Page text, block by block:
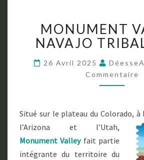
O
N
U
M
E
N
A
L
L
E
MONUMENT
NAVAJO
26 Avril 2025
Commentaire
Situé sur le plateau du Colorado,
l’Arizona et l’Utah,
Monument Valley fait partie
intégrante du territoire du